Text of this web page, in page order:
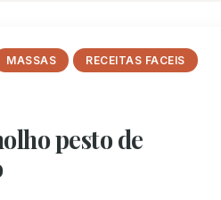
MASSAS RECEITAS FACEIS
pesto de